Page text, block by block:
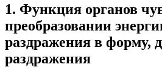
1. Функция органов
преобразовании
раздражения в форму,
раздражения